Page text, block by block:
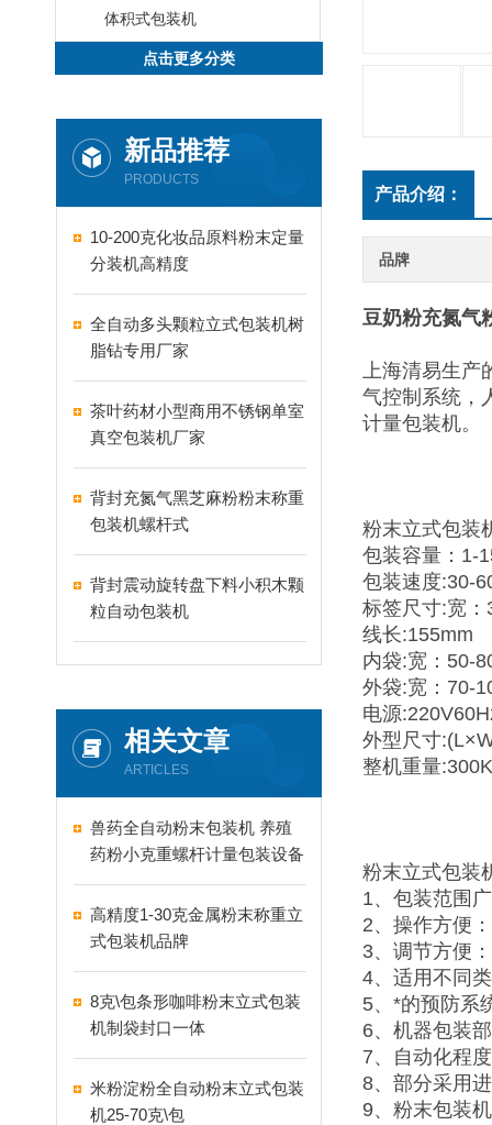
体积式包装机
点击更多分类
新品推荐
PRODUCTS
10-200克化妆品原料粉末定量
分装机高精度
全自动多头颗粒立式包装机树
脂钻专用厂家
茶叶药材小型商用不锈钢单室
真空包装机厂家
背封充氮气黑芝麻粉粉末称重
包装机螺杆式
背封震动旋转盘下料小积木颗
粒自动包装机
相关文章
ARTICLES
兽药全自动粉末包装机 养殖
药粉小克重螺杆计量包装设备
高精度1-30克金属粉末称重立
式包装机品牌
8克\包条形咖啡粉末立式包装
机制袋封口一体
米粉淀粉全自动粉末立式包装
机25-70克\包
产品介绍：
品牌
豆奶粉充氮气
上海清易生产
气控制系统，
计量包装机。
粉末立式包装
包装容量：1-
包装速度:30-
标签尺寸:宽
线长:155mm
内袋:宽：50-
外袋:宽：70-
电源
外型尺寸
整机重量
粉末立式包装
1、包装范围
2、操作方便
3、调节方便
4、适用不同
5、*的预防系
6、机器包装
7、自动化程
8、部分采用
9、粉末包装